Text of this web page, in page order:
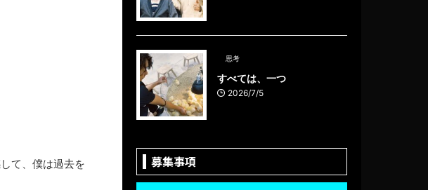
て、僕は過去を
思考
すべては、一つ
2026/7/5
募集事項